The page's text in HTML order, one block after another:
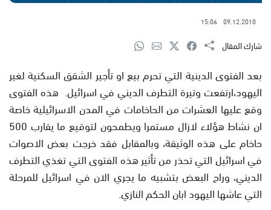
09.12.2010
15:06
شارك المقال
بعد الفتوى الدينية التي تحرم بيع او تأجير الشقق السكنية لغير
اليهود،ارتفعت وتيرة التطرف الديني في اسرائيل. هذه الفتوى
وقع عليها العشرات من الحاخامات في المدن الاسرائيلية خاصة
ان نشاط هؤلاء لازال مستمرا ويطمحون لتوقيع ما يقارب 500
حاخام على هذه الوثيقة، وبالمقابل فقد خرجت بعض الاصوات
في اسرائيل التي تحذر من تأثير هذه الفتوى التي تغذي التطرف
الديني، وراح البعض بتشبيه ما يجري الان في اسرائيل للمرحلة
التي عاشها اليهود ابان الحكم النازي.